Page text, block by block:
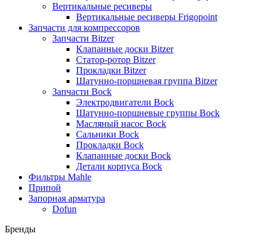
Вертикальные ресиверы
Вертикальные ресиверы Frigopoint
Запчасти для компрессоров
Запчасти Bitzer
Клапанные доски Bitzer
Статор-ротор Bitzer
Прокладки Bitzer
Шатунно-поршневая группа Bitzer
Запчасти Bock
Электродвигатели Bock
Шатунно-поршневые группы Bock
Масляный насос Bock
Сальники Bock
Прокладки Bock
Клапанные доски Bock
Детали корпуса Bock
Фильтры Mahle
Припой
Запорная арматура
Dofun
Бренды